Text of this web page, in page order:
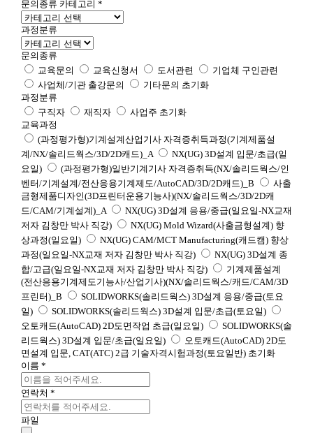
문의종류 카테고리 *
과정분류
문의종류
교육문의
교육신청서 도서관련
기업체 구인관련
사업체/기관 출강문의
기타문의 초기화
과정분류
구직자
재직자 사업주 초기화
교육과정
(과정평가형)기계설계산업기사 자격증취득과정(기계제품설
계/NX/솔리드웍스/3D/2D캐드)_A
NX(UG) 3D설계 입문/초급(일
요일)
(과정평가형)일반기계기사 자격증취득(NX/솔리드웍스/인
벤터/기계설계/전산응용기계제도/AutoCAD/3D/2D캐드)_B
사출
금형제품디자인(3D프린터운용기능사)(NX/솔리드웍스/3D/2D캐
드/CAM/기계설계)_A
NX(UG) 3D설계 응용/중급(일요일-NX교재
저자 김창만 박사 직강)
NX(UG) Mold Wizard(사출금형설계) 향
상과정(일요일)
NX(UG) CAM/MCT Manufacturing(캐드캠) 향상
과정(일요일-NX교재 저자 김창만 박사 직강)
NX(UG) 3D설계 종
합/고급(일요일-NX교재 저자 김창만 박사 직강)
기계제품설계
(전산응용기계제도기능사/산업기사)(NX/솔리드웍스/캐드/CAM/3D
프린터)_B
SOLIDWORKS(솔리드웍스) 3D설계 응용/중급(토요
일)
SOLIDWORKS(솔리드웍스) 3D설계 입문/초급(토요일)
오토캐드(AutoCAD) 2D도면작업 초급(일요일)
SOLIDWORKS(솔
리드웍스) 3D설계 입문/초급(일요일)
오토캐드(AutoCAD) 2D도
면설계 입문, CAT(ATC) 2급 기술자격시험과정(토요일반) 초기화
이름 *
연락처 *
파일